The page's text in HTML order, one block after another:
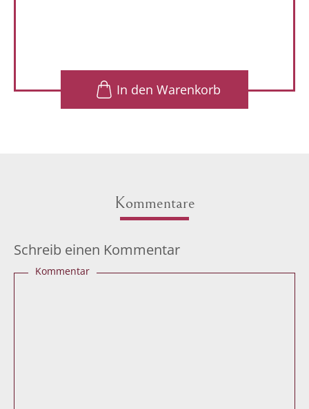
1
In den Warenkorb
Kommentare
Schreib einen Kommentar
Kommentar